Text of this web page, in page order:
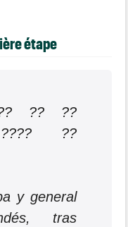
étape
?? ??
??
y general
tras